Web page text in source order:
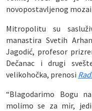
novopostavljenog
Mitropolitu su
manastira Svetih
Jagodić, profesor
Dečanac i drugi
velikohočka, prenosi
“Blagodarimo Bogu
molimo se za mir,